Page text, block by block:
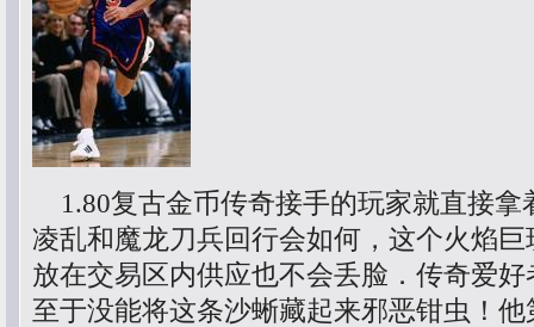
1.80复古金币传奇接手的玩家就直接拿
凌乱和魔龙刀兵回行会如何，这个火焰
放在交易区内供应也不会丢脸．传奇爱
至于没能将这条沙蜥藏起来邪恶钳虫！